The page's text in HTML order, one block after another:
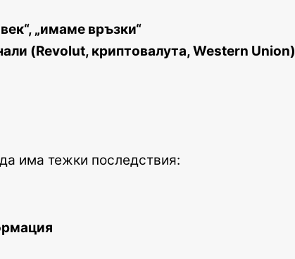
„имаме връзки“
(Revolut, криптовалута, Western Union)
има тежки последствия: